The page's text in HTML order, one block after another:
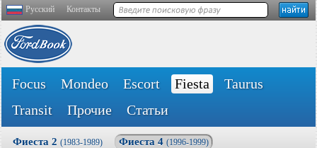
Русский Контакты
Focus Mondeo Escort Fiesta
Taurus
Transit
Прочие Статьи
Фиеста 2 (1983-1989) Фиеста 4 (1996-1999)